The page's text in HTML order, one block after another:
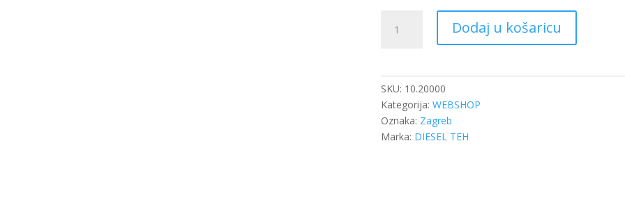
KOTAČA
M22X1,5X96/87
Dodaj u košaricu
SKU: 10.20000
Kategorija:WEBSHOP
Oznaka: Zagreb
Marka: DIESEL TEH